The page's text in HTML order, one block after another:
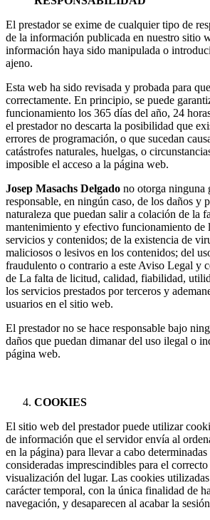
El prestador se exime de cualquier tipo de
de la información publicada en nuestro sitio
información haya sido manipulada o
ajeno.
Esta web ha sido revisada y probada para
correctamente. En principio, se puede
funcionamiento los 365 días del año, 24
el prestador no descarta la posibilidad que
errores de programación, o que sucedan
catástrofes naturales, huelgas, o
imposible el acceso a la página web.
Josep Masachs Delgado no otorga ninguna
responsable, en ningún caso, de los daños y
naturaleza que puedan salir a colación de la
mantenimiento y efectivo funcionamiento de
servicios y contenidos; de la existencia de
maliciosos o lesivos en los contenidos; del
fraudulento o contrario a este Aviso Legal y
de La falta de licitud, calidad, fiabilidad,
los servicios prestados por terceros y
usuarios en el sitio web.
El prestador no se hace responsable bajo
daños que puedan dimanar del uso ilegal o
página web.
COOKIES
El sitio web del prestador puede utilizar
de información que el servidor envía al
en la página) para llevar a cabo
consideradas imprescindibles para el
visualización del lugar. Las cookies
carácter temporal, con la única finalidad de
navegación, y desaparecen al acabar la